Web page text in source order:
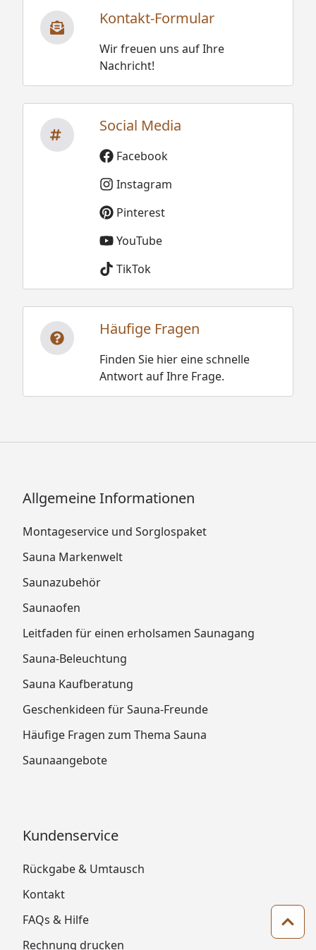
Kontakt-Formular
Wir freuen uns auf Ihre
Nachricht!
Social Media
Facebook
Instagram
Pinterest
YouTube
TikTok
Häufige Fragen
Finden Sie hier eine schnelle
Antwort auf Ihre Frage.
Allgemeine Informationen
Montageservice und Sorglospaket
Sauna Markenwelt
Saunazubehör
Saunaofen
Leitfaden für einen erholsamen Saunagang
Sauna-Beleuchtung
Sauna Kaufberatung
Geschenkideen für Sauna-Freunde
Häufige Fragen zum Thema Sauna
Saunaangebote
Kundenservice
Rückgabe & Umtausch
Kontakt
FAQs & Hilfe
Rechnung drucken